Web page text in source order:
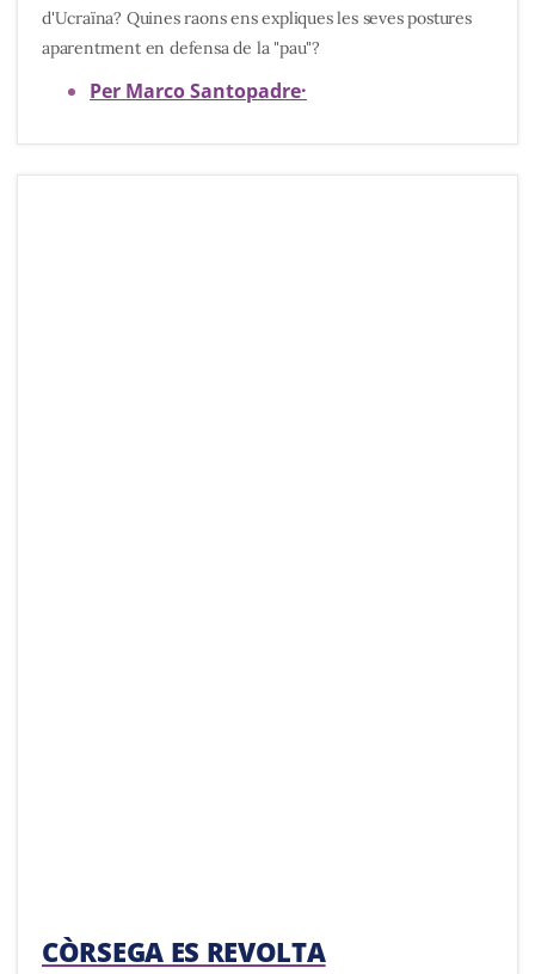
d'Ucraïna? Quines raons ens expliques les seves postures
aparentment en defensa de la "pau"?
Per Marco Santopadre·
CÒRSEGA ES REVOLTA